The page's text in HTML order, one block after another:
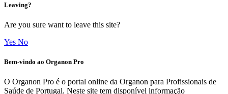
Leaving?
Are you sure want to leave this site?
Yes No
Bem-vindo ao Organon Pro
O Organon Pro é o portal online da Organon para Profissionais de
Saúde de Portugal. Neste site tem disponível informação